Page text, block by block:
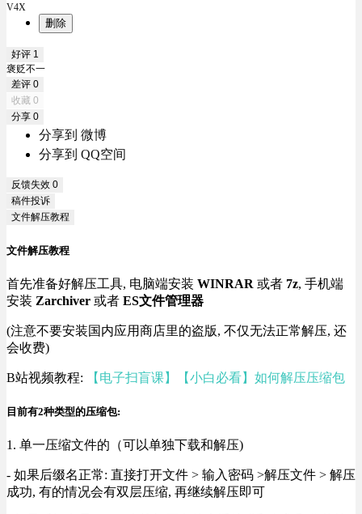
V4X
删除
好评 1
褒贬不一
差评 0
收藏 0
分享 0
分享到 微博
分享到 QQ空间
反馈失效 0
稿件投诉
文件解压教程
文件解压教程
首先准备好解压工具, 电脑端安装 WINRAR 或者 7z, 手机端
安装 Zarchiver 或者 ES文件管理器
(注意不要安装国内应用商店里的盗版, 不仅无法正常解压, 还
会收费)
B站视频教程: 【电子扫盲课】【小白必看】如何解压压缩包
目前有2种类型的压缩包:
1. 单一压缩文件的（可以单独下载和解压)
- 如果后缀名正常: 直接打开文件 > 输入密码 >解压文件 > 解压
成功, 有的情况会有双层压缩, 再继续解压即可